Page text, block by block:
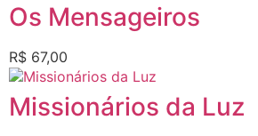
Os Mensageiros
R$ 67,00
Missionários da Luz